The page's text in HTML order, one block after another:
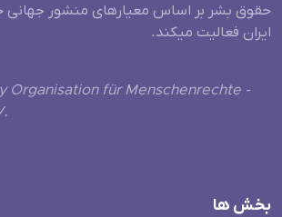
حقوق بشر بر اساس معیارهای منشور جهانی
ایران فعالیت میکند.
Organisation für Menschenrechte -
بخش ها